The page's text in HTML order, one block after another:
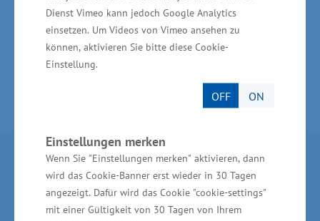
Dienst Vimeo kann jedoch Google Analytics
einsetzen. Um Videos von Vimeo ansehen zu
können, aktivieren Sie bitte diese Cookie-
Einstellung.
OFF ON
Einstellungen merken
Wenn Sie "Einstellungen merken" aktivieren, dann
wird das Cookie-Banner erst wieder in 30 Tagen
angezeigt. Dafür wird das Cookie "cookie-settings"
mit einer Gültigkeit von 30 Tagen von Ihrem
Investitionen auf 417.000 Euro.
Partner im Land
Ministerium für Wirtschaft, Infrastruktur,